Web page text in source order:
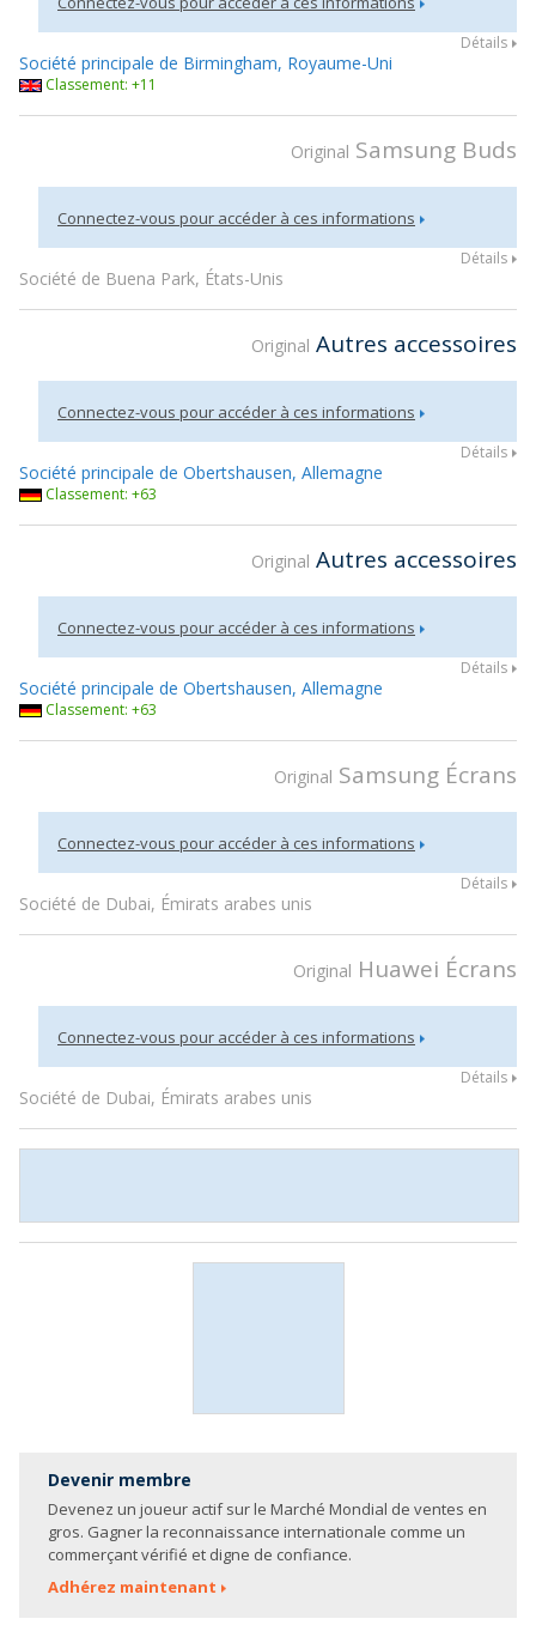
Détails
Société principale de Birmingham, Royaume-Uni
Classement: +11
Original Samsung Buds
Connectez-vous pour accéder à ces informations
Détails
Société de Buena Park, États-Unis
Original Autres accessoires
Connectez-vous pour accéder à ces informations
Détails
Société principale de Obertshausen, Allemagne
Classement: +63
Original Autres accessoires
Connectez-vous pour accéder à ces informations
Détails
Société principale de Obertshausen, Allemagne
Classement: +63
Original Samsung Écrans
Connectez-vous pour accéder à ces informations
Détails
Société de Dubai, Émirats arabes unis
Original Huawei Écrans
Connectez-vous pour accéder à ces informations
Détails
Société de Dubai, Émirats arabes unis
Devenir membre
Devenez un joueur actif sur le Marché Mondial de ventes en
gros. Gagner la reconnaissance internationale comme un
commerçant vérifié et digne de confiance.
Adhérez maintenant